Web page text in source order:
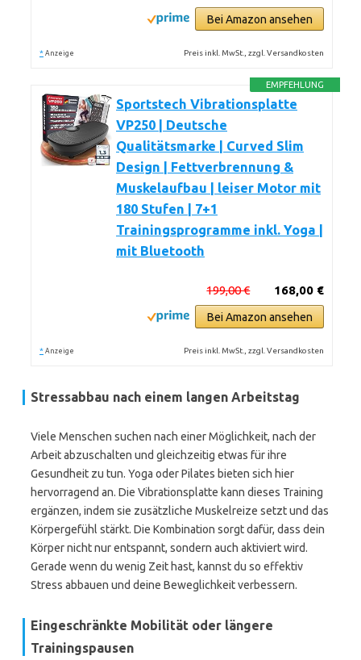
Bei Amazon ansehen
* Anzeige Preis inkl. MwSt., zzgl. Versandkosten
EMPFEHLUNG
Sportstech Vibrationsplatte
VP250 | Deutsche
Qualitätsmarke | Curved Slim
Design | Fettverbrennung &
Muskelaufbau | leiser Motor mit
180 Stufen | 7+1
Trainingsprogramme inkl. Yoga |
mit Bluetooth
168,00 €
199,00 €
Bei Amazon ansehen
* Anzeige Preis inkl. MwSt., zzgl. Versandkosten
Stressabbau nach einem langen Arbeitstag
Viele Menschen suchen nach einer Möglichkeit, nach der
Arbeit abzuschalten und gleichzeitig etwas für ihre
Gesundheit zu tun. Yoga oder Pilates bieten sich hier
hervorragend an. Die Vibrationsplatte kann dieses Training
ergänzen, indem sie zusätzliche Muskelreize setzt und das
Körpergefühl stärkt. Die Kombination sorgt dafür, dass dein
Körper nicht nur entspannt, sondern auch aktiviert wird.
Gerade wenn du wenig Zeit hast, kannst du so effektiv
Stress abbauen und deine Beweglichkeit verbessern.
Eingeschränkte Mobilität oder längere
Trainingspausen